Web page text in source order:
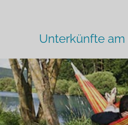
Unterkünfte